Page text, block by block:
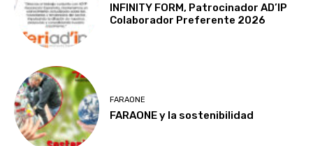
INFINITY FORM, Patrocinador AD’IP
Colaborador Preferente 2026
FARAONE
FARAONE y la sostenibilidad